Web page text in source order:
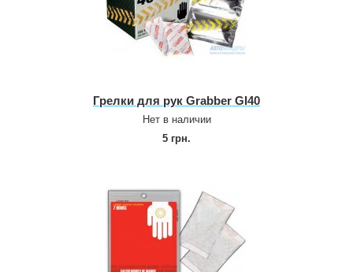
Грелки для рук Grabber GI40
Нет в наличии
5 грн.